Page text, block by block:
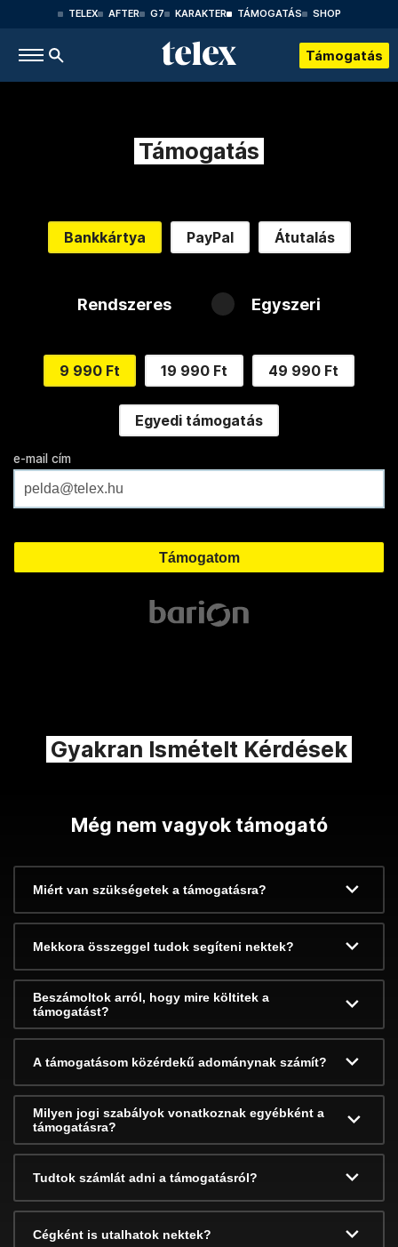
TELEX AFTER G7 KARAKTER TÁMOGATÁS SHOP
Támogatás
Támogatás
Bankkártya PayPal Átutalás
Rendszeres Egyszeri
9 990 Ft 19 990 Ft 49 990 Ft
Egyedi támogatás
e-mail cím
Gyakran Ismételt Kérdések
Még nem vagyok támogató
Miért van szükségetek a támogatásra?
Mekkora összeggel tudok segíteni nektek?
Beszámoltok arról, hogy mire költitek a
támogatást?
A támogatásom közérdekű adománynak számít?
Milyen jogi szabályok vonatkoznak egyébként a
támogatásra?
Tudtok számlát adni a támogatásról?
Cégként is utalhatok nektek?